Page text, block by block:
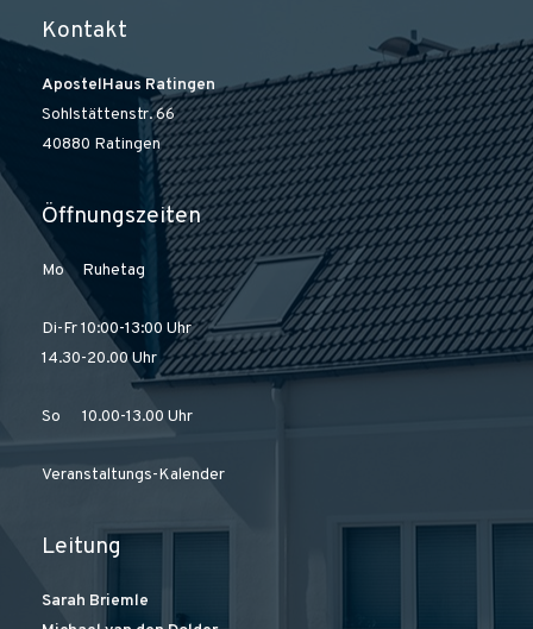
Kontakt
ApostelHaus Ratingen
Sohlstättenstr. 66
40880 Ratingen
Öffnungszeiten
Mo Ruhetag
Di-Fr 10:00-13:00 Uhr
14.30-20.00 Uhr
So 10.00-13.00 Uhr
Veranstaltungs-Kalender
Leitung
Sarah Briemle